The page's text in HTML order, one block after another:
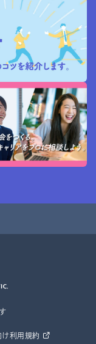
け利用規約